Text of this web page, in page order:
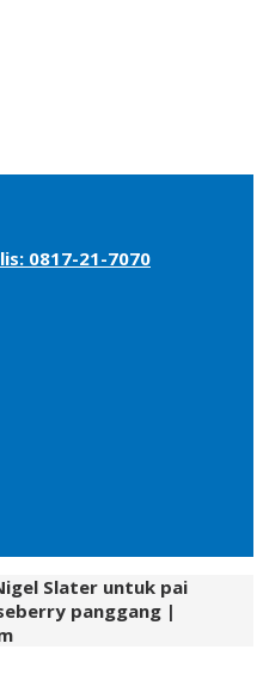
0817-21-7070
Slater untuk pai
panggang |